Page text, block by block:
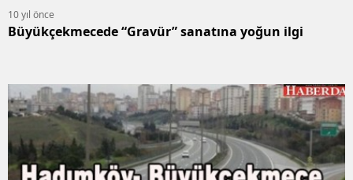
10 yıl önce
Büyükçekmecede “Gravür” sanatına yoğun ilgi